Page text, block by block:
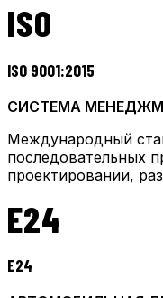
ISO
ISO 9001:2015
СИСТЕМА
Международный
последовательных
проектировании,
E24
E24